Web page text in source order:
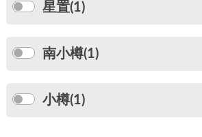
星置(1)
南小樽(1)
小樽(1)